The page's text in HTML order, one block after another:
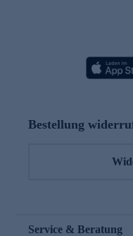
Bestellung
Service & Beratung